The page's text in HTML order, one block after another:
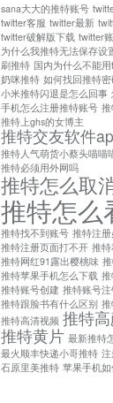
sana大大的推特账号
twitter客服 twitter最新
twitter破解版下载 twitter
为什么我推特无法保存设
刷推特 国内为什么不能
奶咪推特 如何找回推特
小米推特闪退是怎么回事
手机怎么注册推特账号 推
推特上ghs的女博主
推特交友软件
推特人气萌货小蔡头喵喵
推特必须用外网吗
推特怎么取
推特怎么
推特找不到账号 推特注
推特注册页面打不开 推
推特网红91露出樱桃味
推特苹果手机怎么下载
推特账号创建 推特账号
推特跟脸书有什么区别
推特高清视频 推特
推特黄片 最新推特
最火顺丰快递小哥推特
石原里美推特 苹果手机